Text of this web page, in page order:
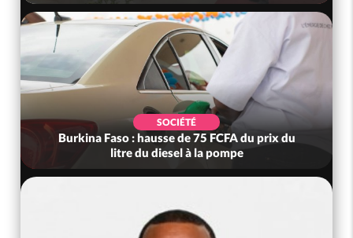
SOCIÉTÉ
Burkina Faso : hausse de 75 FCFA du prix du
litre du diesel à la pompe